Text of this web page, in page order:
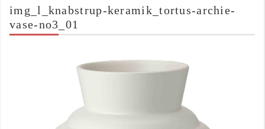
img_l_knabstrup-keramik_tortus-archie-
vase-no3_01